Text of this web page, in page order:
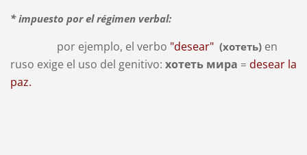
* impuesto por el régimen verbal:
por ejemplo, el verbo "desear" (хотеть)en
ruso exige el uso del genitivo: хотеть мира = desear la
paz.